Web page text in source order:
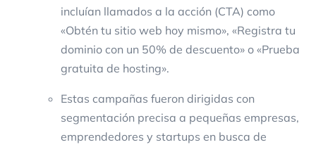
incluían llamados a la acción (CTA) como
«Obtén tu sitio web hoy mismo», «Registra tu
dominio con un 50% de descuento» o «Prueba
gratuita de hosting».
Estas campañas fueron dirigidas con
segmentación precisa a pequeñas empresas,
emprendedores y startups en busca de